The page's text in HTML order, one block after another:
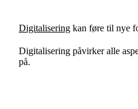
Digitalisering kan føre til nye
Digitalisering påvirker alle
på.